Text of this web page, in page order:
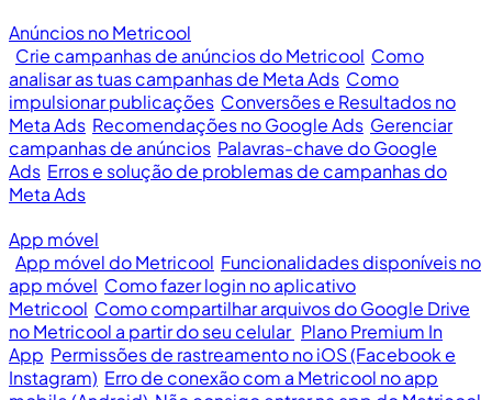
Anúncios no Metricool
Crie campanhas de anúncios do Metricool Como
analisar as tuas campanhas de Meta Ads Como
impulsionar publicações Conversões e Resultados no
Meta Ads Recomendações no Google Ads Gerenciar
campanhas de anúncios Palavras-chave do Google
Ads Erros e solução de problemas de campanhas do
Meta Ads
App móvel
App móvel do Metricool Funcionalidades disponíveis no
app móvel Como fazer login no aplicativo
Metricool Como compartilhar arquivos do Google Drive
no Metricool a partir do seu celular Plano Premium In
App Permissões de rastreamento no iOS (Facebook e
Instagram) Erro de conexão com a Metricool no app